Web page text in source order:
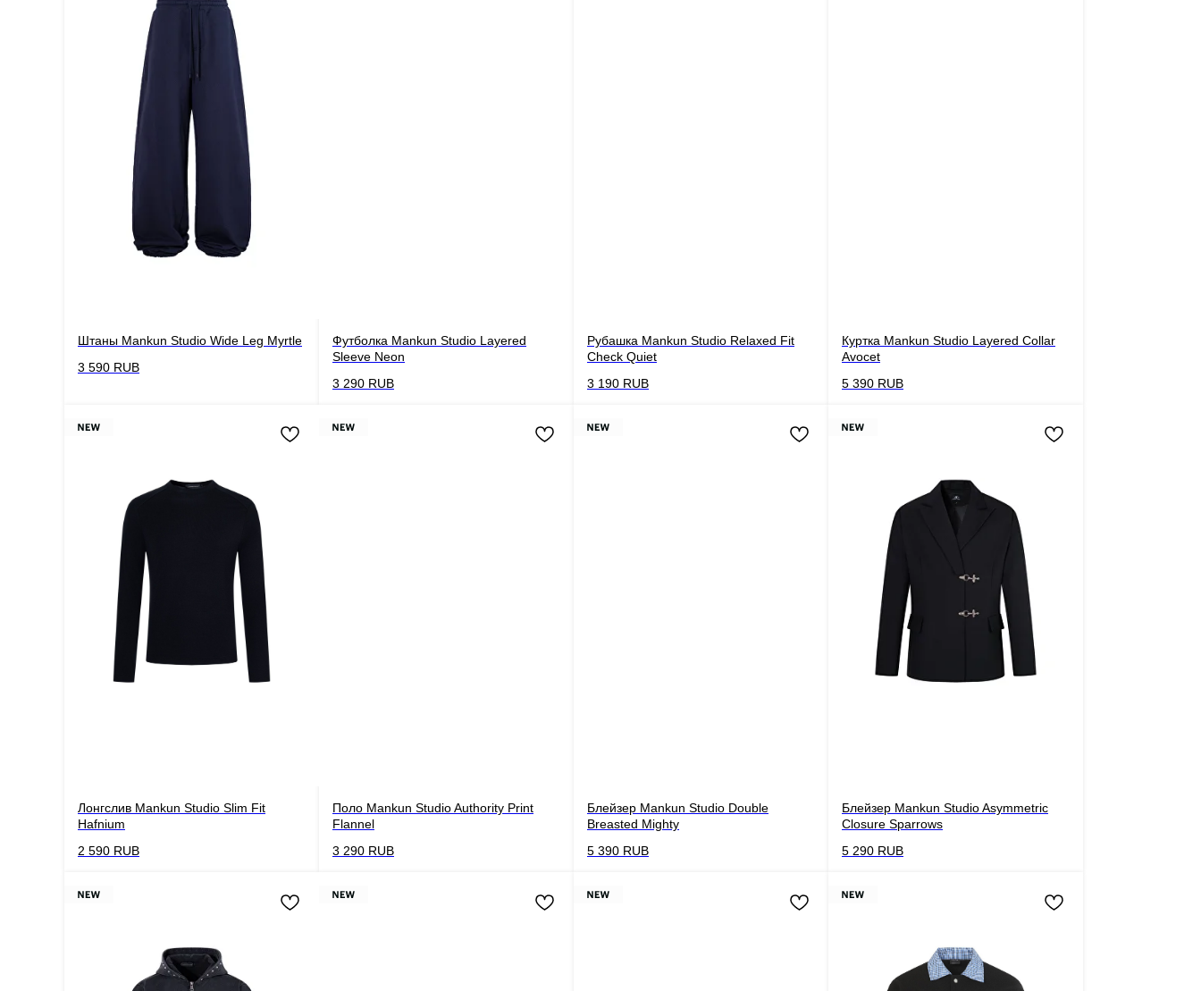
Штаны Mankun Studio Wide Leg Myrtle
3 590 RUB
Футболка Mankun Studio Layered
Sleeve Neon
3 290 RUB
Рубашка Mankun Studio Relaxed Fit
Check Quiet
3 190 RUB
Куртка Mankun Studio Layered Collar
Avocet
5 390 RUB
Лонгслив Mankun Studio Slim Fit
Hafnium
2 590 RUB
Поло Mankun Studio Authority Print
Flannel
3 290 RUB
Блейзер Mankun Studio Double
Breasted Mighty
5 390 RUB
Блейзер Mankun Studio Asymmetric
Closure Sparrows
5 290 RUB